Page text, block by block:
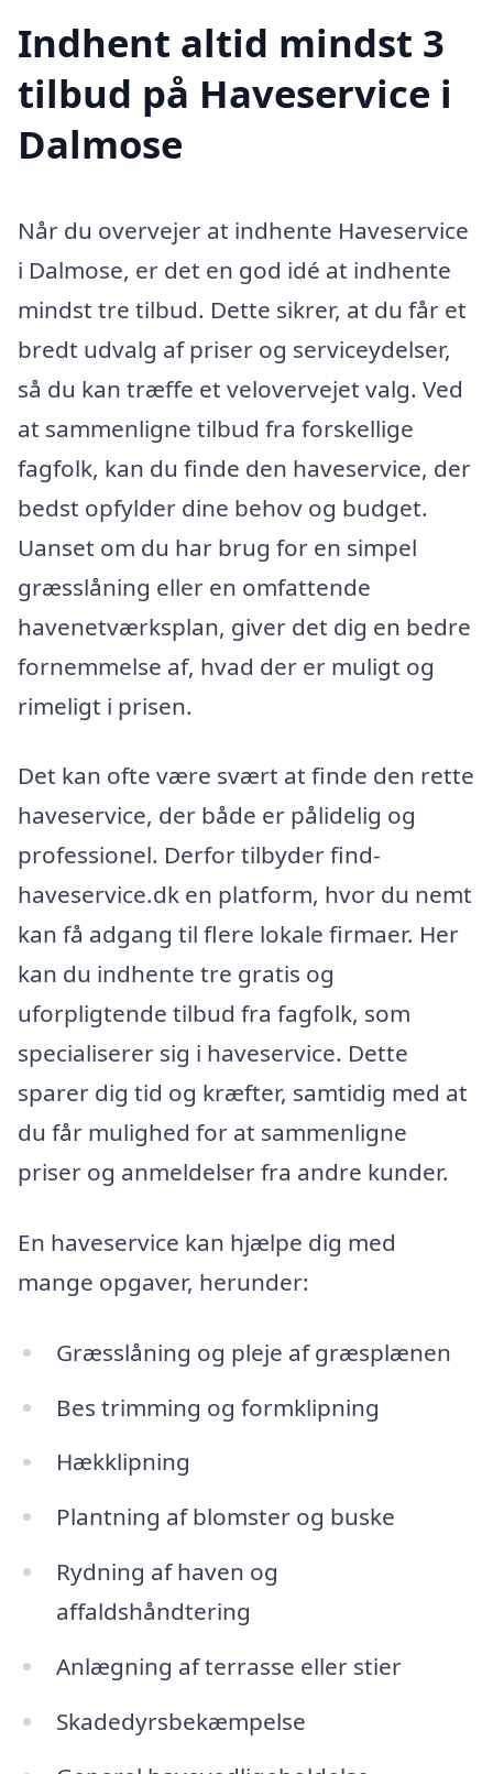
Indhent altid mindst 3
tilbud på Haveservice i
Dalmose
Når du overvejer at indhente Haveservice
i Dalmose, er det en god idé at indhente
mindst tre tilbud. Dette sikrer, at du får et
bredt udvalg af priser og serviceydelser,
så du kan træffe et velovervejet valg. Ved
at sammenligne tilbud fra forskellige
fagfolk, kan du finde den haveservice, der
bedst opfylder dine behov og budget.
Uanset om du har brug for en simpel
græsslåning eller en omfattende
havenetværksplan, giver det dig en bedre
fornemmelse af, hvad der er muligt og
rimeligt i prisen.
Det kan ofte være svært at finde den rette
haveservice, der både er pålidelig og
professionel. Derfor tilbyder find-
haveservice.dk en platform, hvor du nemt
kan få adgang til flere lokale firmaer. Her
kan du indhente tre gratis og
uforpligtende tilbud fra fagfolk, som
specialiserer sig i haveservice. Dette
sparer dig tid og kræfter, samtidig med at
du får mulighed for at sammenligne
priser og anmeldelser fra andre kunder.
En haveservice kan hjælpe dig med
mange opgaver, herunder:
Græsslåning og pleje af græsplænen
Bes trimming og formklipning
Hækklipning
Plantning af blomster og buske
Rydning af haven og
affaldshåndtering
Anlægning af terrasse eller stier
Skadedyrsbekæmpelse